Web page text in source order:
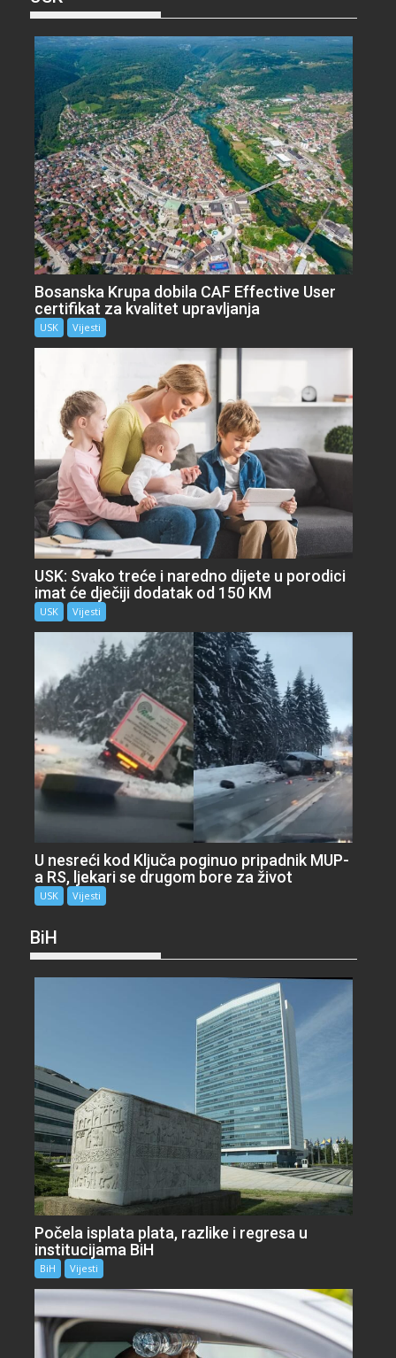
Bosanska Krupa dobila CAF Effective User
certifikat za kvalitet upravljanja
USK Vijesti
USK: Svako treće i naredno dijete u porodici
imat će dječiji dodatak od 150 KM
USK Vijesti
U nesreći kod Ključa poginuo pripadnik MUP-
a RS, ljekari se drugom bore za život
USK Vijesti
BiH
Počela isplata plata, razlike i regresa u
institucijama BiH
BiH Vijesti